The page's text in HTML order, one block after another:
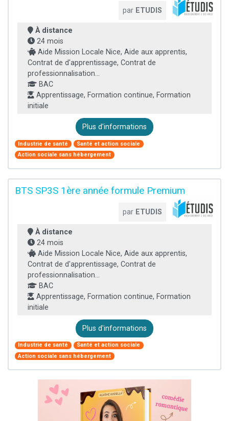
par ETUDIS
À distance
24 mois
Aide Mission Locale Nice, Aide aux apprentis,
Contrat de d'apprentissage, Contrat de
professionnalisation...
BAC
Apprentissage, Formation continue, Formation
initiale
Plus d'informations
Industrie de santé
Santé et action sociale
Action sociale sans hébergement
BTS SP3S 1ère année formule Premium
par ETUDIS
À distance
24 mois
Aide Mission Locale Nice, Aide aux apprentis,
Contrat de d'apprentissage, Contrat de
professionnalisation...
BAC
Apprentissage, Formation continue, Formation
initiale
Plus d'informations
Industrie de santé
Santé et action sociale
Action sociale sans hébergement